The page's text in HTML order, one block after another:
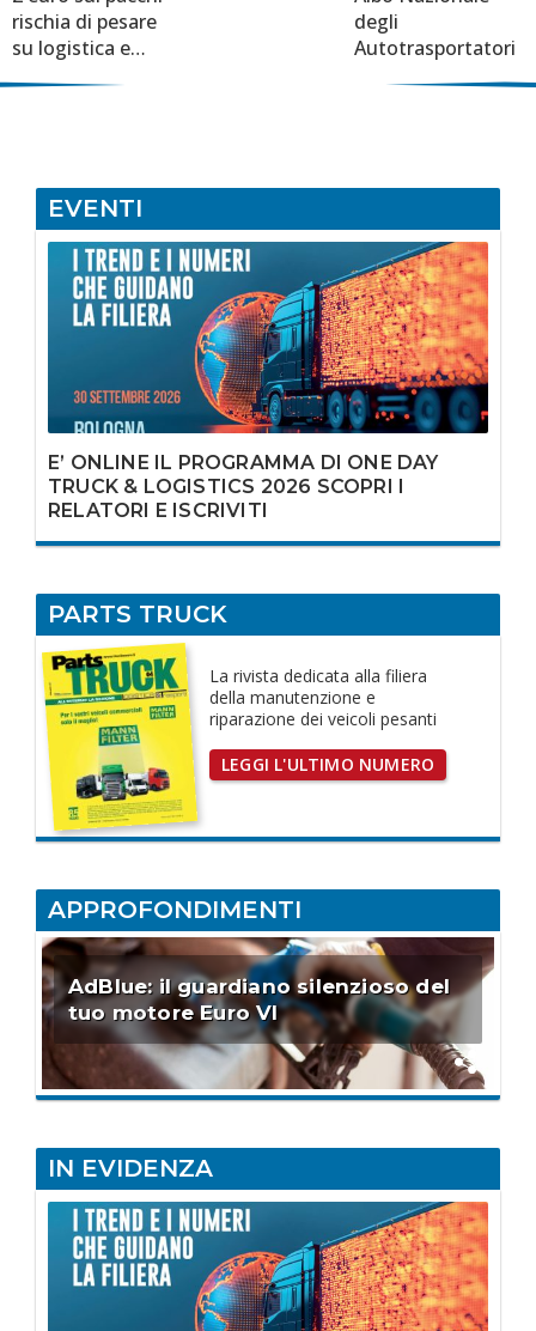
rischia di pesare
su logistica e
degli
Autotrasportatori
EVENTI
E’ ONLINE IL PROGRAMMA DI ONE DAY
TRUCK & LOGISTICS 2026 SCOPRI I
RELATORI E ISCRIVITI
PARTS TRUCK
La rivista dedicata alla filiera
della manutenzione e
riparazione dei veicoli pesanti
LEGGI L'ULTIMO NUMERO
APPROFONDIMENTI
AdBlue: il guardiano silenzioso del
tuo motore Euro VI
IN EVIDENZA